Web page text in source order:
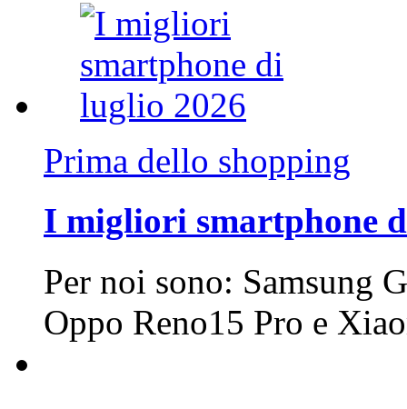
Prima dello shopping
I migliori smartphone
Per noi sono: Samsung
Oppo Reno15 Pro e